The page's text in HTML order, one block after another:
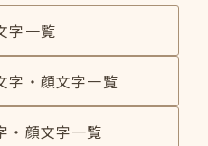
字一覧
字・顔文字一覧
・顔文字一覧